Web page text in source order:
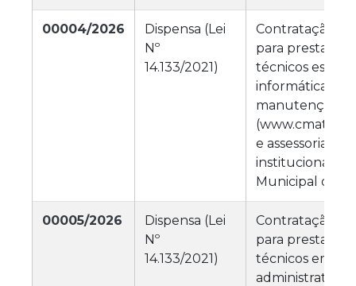
00004/2026
Dispensa (Lei
Nº
14.133/2021)
Contratação
para prestação
técnicos
informática, na
manutenção
e assessoria
institucionais
Municipal de
00005/2026
Dispensa (Lei
Nº
14.133/2021)
Contratação
para prestação
técnicos em
administrativa,